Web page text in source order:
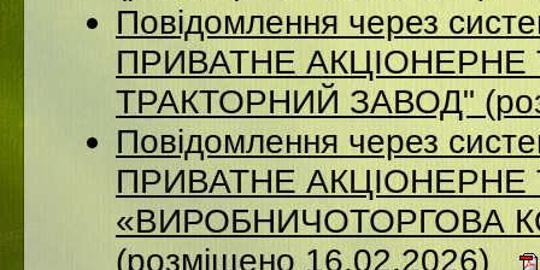
Повідомлення через
ПРИВАТНЕ АКЦIОНЕРНЕ
ТРАКТОРНИЙ ЗАВОД"
Повідомлення через
ПРИВАТНЕ
«ВИРОБНИЧОТОРГОВА
(розміщено 16.02.2026)